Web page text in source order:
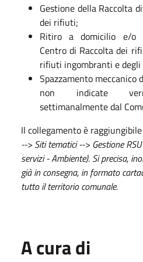
Gestione della Raccolta
dei rifiuti;
Ritiro a domicilio e/o
Centro di Raccolta dei
rifiuti ingombranti e degli
Spazzamento meccanico
non indicate
settimanalmente dal
Il collegamento è
--> Siti tematici --> Gestione
servizi - Ambiente). Si precisa,
già in consegna, in formato
tutto il territorio comunale.
A cura di